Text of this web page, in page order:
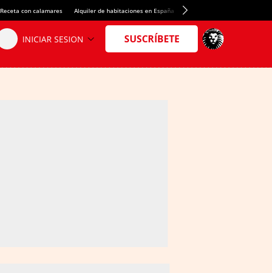
Receta con calamares Alquiler de habitaciones en España Crédito del Spotify Camp Nou